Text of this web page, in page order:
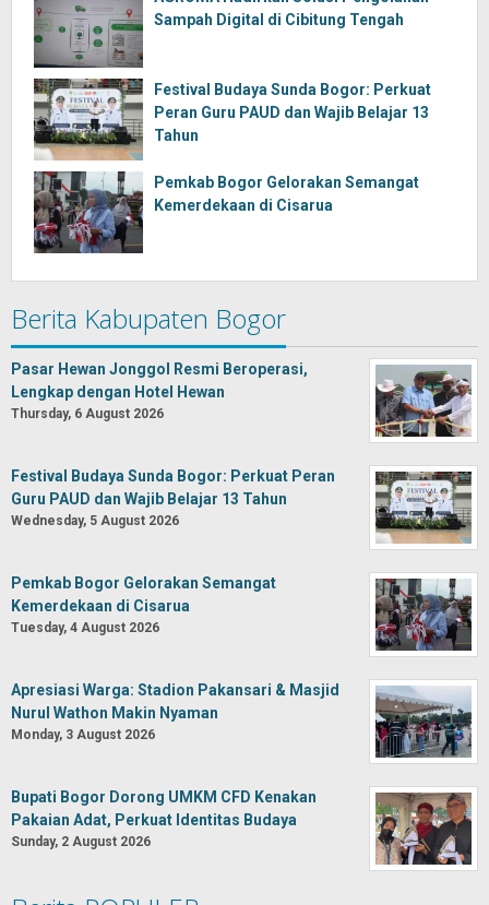
Sampah Digital di Cibitung Tengah
Festival Budaya Sunda Bogor: Perkuat
Peran Guru PAUD dan Wajib Belajar 13
Tahun
Pemkab Bogor Gelorakan Semangat
Kemerdekaan di Cisarua
Berita Kabupaten Bogor
Pasar Hewan Jonggol Resmi Beroperasi,
Lengkap dengan Hotel Hewan
Thursday, 6 August 2026
Festival Budaya Sunda Bogor: Perkuat Peran
Guru PAUD dan Wajib Belajar 13 Tahun
Wednesday, 5 August 2026
Pemkab Bogor Gelorakan Semangat
Kemerdekaan di Cisarua
Tuesday, 4 August 2026
Apresiasi Warga: Stadion Pakansari & Masjid
Nurul Wathon Makin Nyaman
Monday, 3 August 2026
Bupati Bogor Dorong UMKM CFD Kenakan
Pakaian Adat, Perkuat Identitas Budaya
Sunday, 2 August 2026